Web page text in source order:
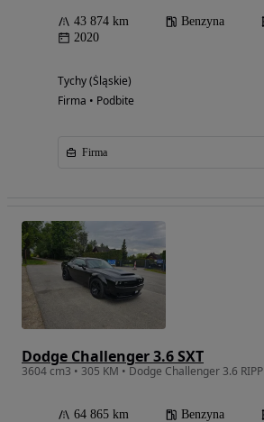
43 874 km Benzyna
2020
Tychy (Śląskie)
Firma • Podbite
Firma
Dodge Challenger 3.6 SXT
3604 cm3 • 305 KM • Dodge Challenger 3.6 RIPP
64 865 km Benzyna